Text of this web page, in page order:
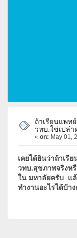
ถ้าเรียนแพท
วทบ.ใช่เปล่า
« on: May 01,
เคยได้ยินว่าถ้าเรี
วทบ.สุขภาพจริงห
ใน มหาลัยครับ แ
ทำงานอะไรได้บ้า